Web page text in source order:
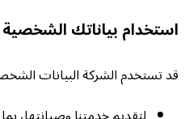
استخدام بياناتك الشخصية
قد تستخدم الشركة البيانات